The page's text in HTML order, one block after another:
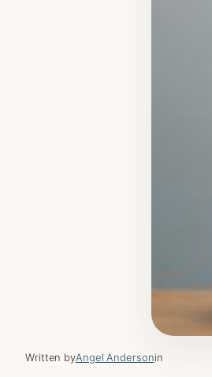
Written byAngel Andersonin